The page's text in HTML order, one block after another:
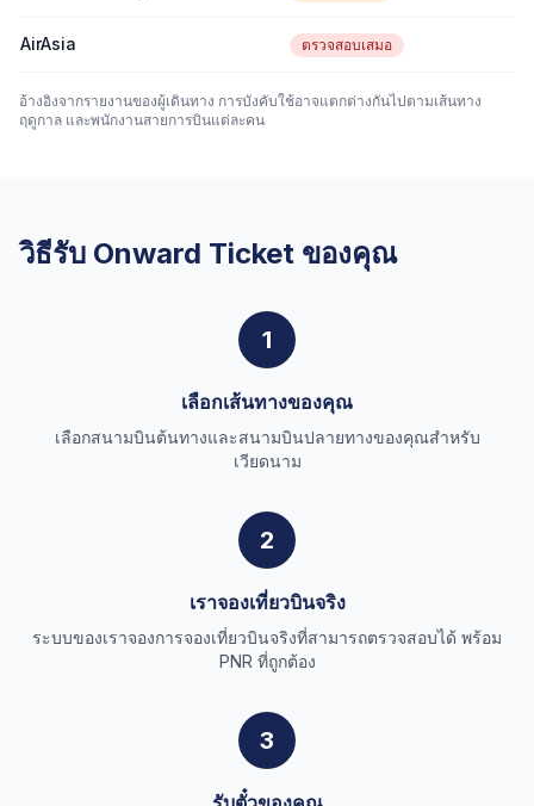
AirAsia ตรวจสอบเสมอ
อ้างอิงจากรายงานของผู้เดินทาง การบังคับใช้อาจแตกต่างกันไปตามเส้นทาง
ฤดูกาล และพนักงานสายการบินแต่ละคน
วิธีรับ Onward Ticket ของคุณ
1
เลือกเส้นทางของคุณ
เลือกสนามบินต้นทางและสนามบินปลายทางของคุณสำหรับ
เวียดนาม
2
เราจองเที่ยวบินจริง
ระบบของเราจองการจองเที่ยวบินจริงที่สามารถตรวจสอบได้ พร้อม
PNR ที่ถูกต้อง
3